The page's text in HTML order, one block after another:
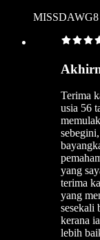
MISSDAWG8
Terima
usia 56
yang
terima
yang
sesekali
kerana
lebih